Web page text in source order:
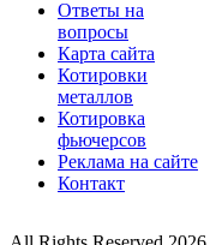
Ответы на
вопросы
Карта сайта
Котировки
металлов
Котировка
фьючерсов
Реклама на сайте
Контакт